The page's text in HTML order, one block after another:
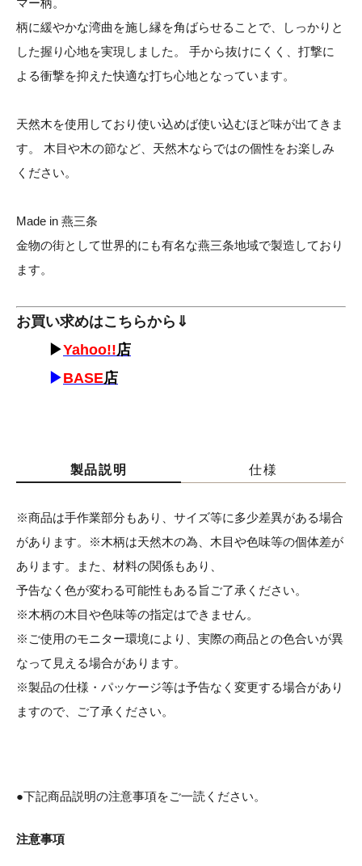
マー柄。
柄に緩やかな湾曲を施し縁を角ばらせることで、しっかりと
した握り心地を実現しました。 手から抜けにくく、打撃に
よる衝撃を抑えた快適な打ち心地となっています。
天然木を使用しており使い込めば使い込むほど味が出てきま
す。 木目や木の節など、天然木ならではの個性をお楽しみ
ください。
Made in 燕三条
金物の街として世界的にも有名な燕三条地域で製造しており
ます。
お買い求めはこちらから⇓
▶Yahoo!!店
▶BASE店
製品説明 仕様
※商品は手作業部分もあり、サイズ等に多少差異がある場合
があります。※木柄は天然木の為、木目や色味等の個体差が
あります。また、材料の関係もあり、
予告なく色が変わる可能性もある旨ご了承ください。
※木柄の木目や色味等の指定はできません。
※ご使用のモニター環境により、実際の商品との色合いが異
なって見える場合があります。
※製品の仕様・パッケージ等は予告なく変更する場合があり
ますので、ご了承ください。
●下記商品説明の注意事項をご一読ください。
注意事項